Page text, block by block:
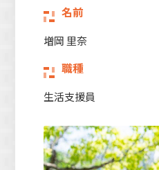
名前
増岡 里奈
職種
生活支援員